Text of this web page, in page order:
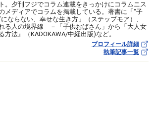
。夕刊フジでコラム連載をきっかけにコラムニス
メディアでコラムを掲載している。著書に「“子
ならない、幸せな生き方」（ステップモア）、
る人の境界線 －「子供おばさん」から「大人女
方法』（KADOKAWA/中経出版)など。
プロフィール詳細
執筆記事一覧